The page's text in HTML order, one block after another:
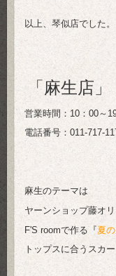
以上、琴似店でした。
「麻生店」
営業時間：10：00～
電話番号：011-717-
麻生のテーマは
ヤーンショップ藤オ
F'S roomで作る『夏
トップスに合うスカ